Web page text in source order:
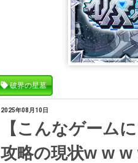
破界の星墓
2025年08月10日
【こんなゲーム
攻略の現状w w